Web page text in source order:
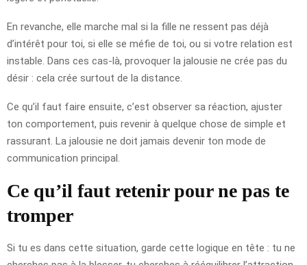
En revanche, elle marche mal si la fille ne ressent pas déjà
d’intérêt pour toi, si elle se méfie de toi, ou si votre relation est
instable. Dans ces cas-là, provoquer la jalousie ne crée pas du
désir : cela crée surtout de la distance.
Ce qu’il faut faire ensuite, c’est observer sa réaction, ajuster
ton comportement, puis revenir à quelque chose de simple et
rassurant. La jalousie ne doit jamais devenir ton mode de
communication principal.
Ce qu’il faut retenir pour ne pas te
tromper
Si tu es dans cette situation, garde cette logique en tête : tu ne